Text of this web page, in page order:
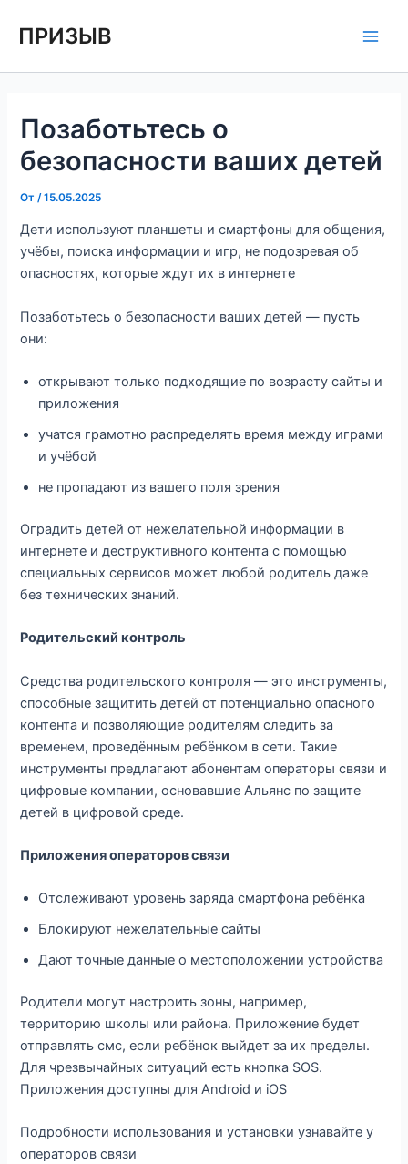
ПРИЗЫВ
Позаботьтесь о
безопасности ваших детей
От /15.05.2025
Дети используют планшеты и смартфоны для общения,
учёбы, поиска информации и игр, не подозревая об
опасностях, которые ждут их в интернете
Позаботьтесь о безопасности ваших детей — пусть
они:
открывают только подходящие по возрасту сайты и
приложения
учатся грамотно распределять время между играми
и учёбой
не пропадают из вашего поля зрения
Оградить детей от нежелательной информации в
интернете и деструктивного контента с помощью
специальных сервисов может любой родитель даже
без технических знаний.
Родительский контроль
Средства родительского контроля — это инструменты,
способные защитить детей от потенциально опасного
контента и позволяющие родителям следить за
временем, проведённым ребёнком в сети. Такие
инструменты предлагают абонентам операторы связи и
цифровые компании, основавшие Альянс по защите
детей в цифровой среде.
Приложения операторов связи
Отслеживают уровень заряда смартфона ребёнка
Блокируют нежелательные сайты
Дают точные данные о местоположении устройства
Родители могут настроить зоны, например,
территорию школы или района. Приложение будет
отправлять смс, если ребёнок выйдет за их пределы.
Для чрезвычайных ситуаций есть кнопка SOS.
Приложения доступны для Android и iOS
Подробности использования и установки узнавайте у
операторов связи
по